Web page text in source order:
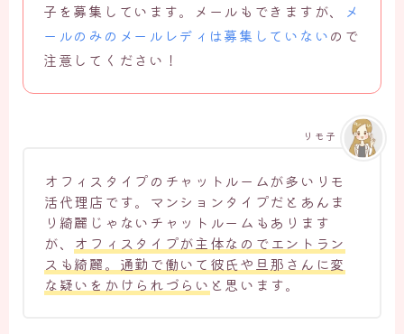
子を募集しています。メールもできますが、
メ
ールのみのメールレディは募集していないので
注意してください！
オフィスタイプのチャットルームが多いリモ
活代理店です。マンションタイプだとあんま
り綺麗じゃないチャットルームもあります
が、 オフィスタイプが主体なのでエントラン
スも綺麗。通勤で働いて彼氏や旦那さんに変
な疑いをかけられづらい と思います。
リモ子